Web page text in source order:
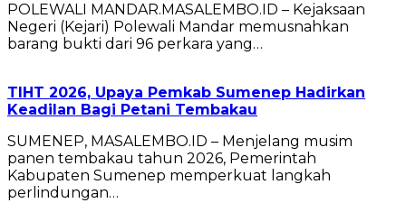
POLEWALI MANDAR.MASALEMBO.ID – Kejaksaan
Negeri (Kejari) Polewali Mandar memusnahkan
barang bukti dari 96 perkara yang…
TIHT 2026, Upaya Pemkab Sumenep Hadirkan
Keadilan Bagi Petani Tembakau
SUMENEP, MASALEMBO.ID – Menjelang musim
panen tembakau tahun 2026, Pemerintah
Kabupaten Sumenep memperkuat langkah
perlindungan…